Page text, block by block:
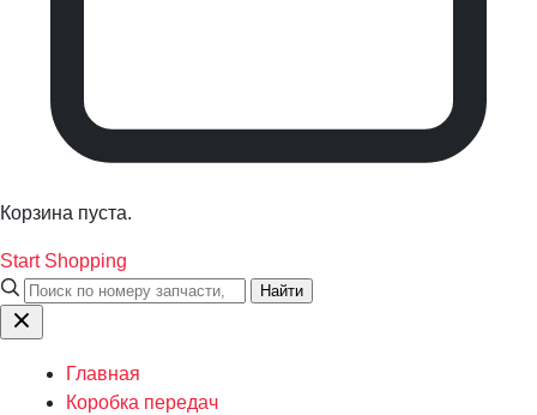
Корзина пуста.
Start Shopping
Найти
Главная
Коробка передач